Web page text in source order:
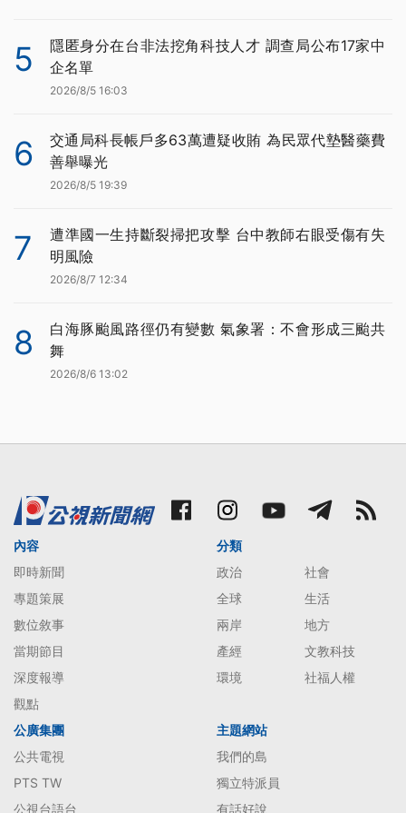
5
隱匿身分在台非法挖角科技人才 調查局公布17家中
企名單
2026/8/5 16:03
6
交通局科長帳戶多63萬遭疑收賄 為民眾代墊醫藥費
善舉曝光
2026/8/5 19:39
7
遭準國一生持斷裂掃把攻擊 台中教師右眼受傷有失
明風險
2026/8/7 12:34
8
白海豚颱風路徑仍有變數 氣象署：不會形成三颱共
舞
2026/8/6 13:02
內容
即時新聞
專題策展
數位敘事
當期節目
深度報導
觀點
分類
政治
社會
全球
生活
兩岸
地方
產經
文教科技
環境
社福人權
公廣集團
公共電視
PTS TW
公視台語台
主題網站
我們的島
獨立特派員
有話好說